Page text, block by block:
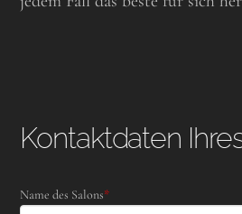
Kontaktdaten
Name des Salons*